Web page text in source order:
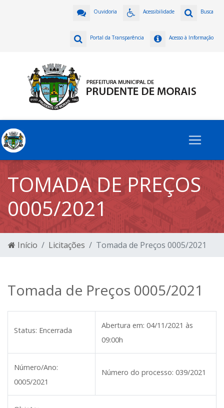
Busca
Acessibilidade
Ouvidoria
Acesso à Informação
Portal da Transparência
TOMADA DE PREÇOS
0005/2021
Início Licitações Tomada de Preços 0005/2021
Tomada de Preços 0005/2021
Status: Encerrada
Abertura em: 04/11/2021 às
09:00h
Número/Ano:
0005/2021
Número do processo: 039/2021